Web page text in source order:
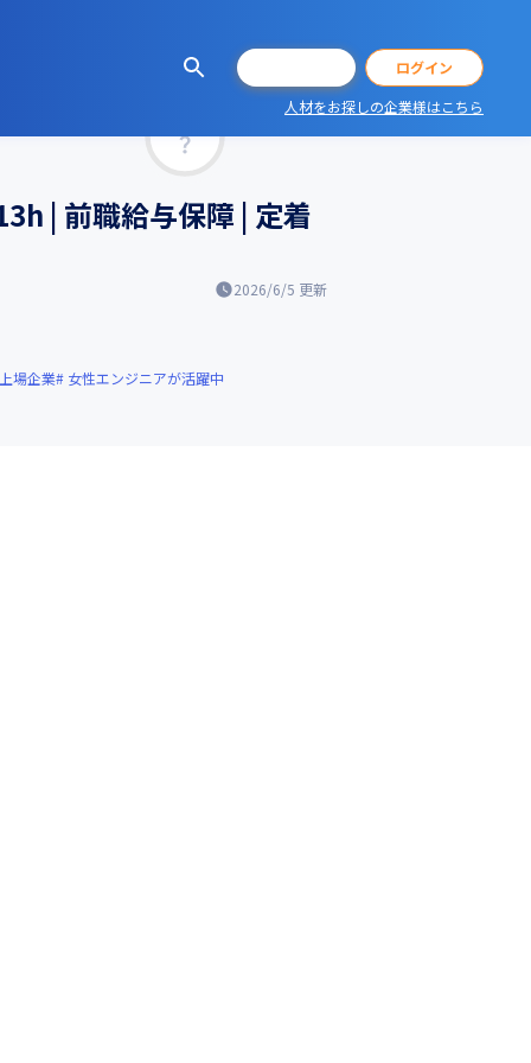
ログイン
人材をお探しの企業様はこちら
| 前職給与保障 | 定着
2026/6/5 更新
上場企業 女性エンジニアが活躍中